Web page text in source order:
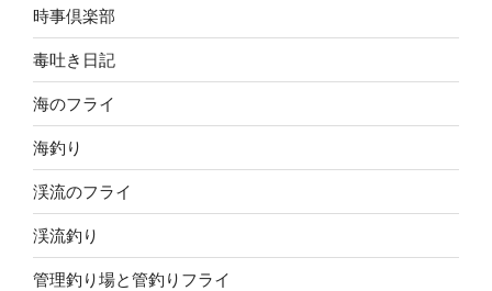
時事倶楽部
毒吐き日記
海のフライ
海釣り
渓流のフライ
渓流釣り
管理釣り場と管釣りフライ